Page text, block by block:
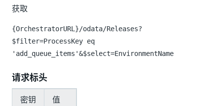
获取
{OrchestratorURL}/odata/Releases?
$filter=ProcessKey eq
'add_queue_items'&$select=EnvironmentName
请求标头
密钥
值